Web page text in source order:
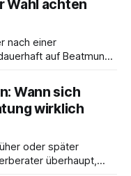
Wahl achten
nach einer
auf Beatmung
eine schwierige
in der Klinik bleiben –
Die außerklinische
Sie
Wann sich
wirklich
oder später
überhaupt,